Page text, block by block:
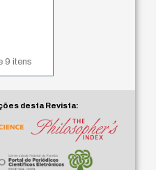
9 itens
desta Revista: